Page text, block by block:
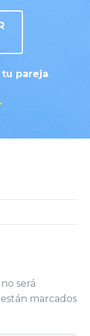
pareja.
será
marcados